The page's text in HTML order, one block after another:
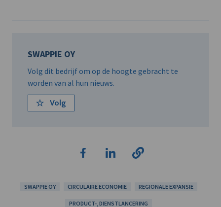
SWAPPIE OY
Volg dit bedrijf om op de hoogte gebracht te
worden van al hun nieuws.
Volg
SWAPPIE OY CIRCULAIRE ECONOMIE REGIONALE EXPANSIE
PRODUCT-, DIENSTLANCERING